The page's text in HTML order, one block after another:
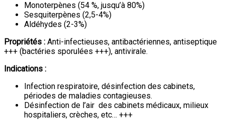
Monoterpènes (54 %, jusqu’à 80%)
Sesquiterpènes (2,5-4%)
Aldéhydes (2-3%)
Propriétés : Anti-infectieuses, antibactériennes, antiseptique
+++ (bactéries sporulées +++), antivirale.
Indications :
Infection respiratoire, désinfection des cabinets,
périodes de maladies contagieuses.
Désinfection de l’air des cabinets médicaux, milieux
hospitaliers, crèches, etc… +++